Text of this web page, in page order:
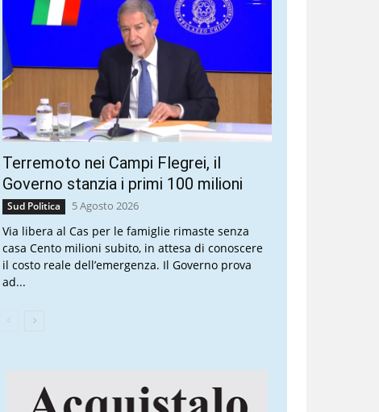
Terremoto nei Campi Flegrei, il
Governo stanzia i primi 100 milioni
Sud Politica 5 Agosto 2026
Via libera al Cas per le famiglie rimaste senza
casa Cento milioni subito, in attesa di conoscere
il costo reale dell’emergenza. Il Governo prova
ad...